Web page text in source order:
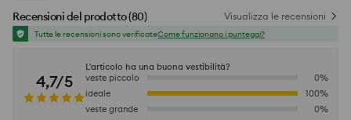
Recensioni del prodotto(80) Visualizza le recensioni
Tutte le recensioni sono verificateCome funzionano i punteggi?
4,7/5
L'articolo ha una buona vestibilità?
veste piccolo
0%
ideale
100%
veste grande
0%